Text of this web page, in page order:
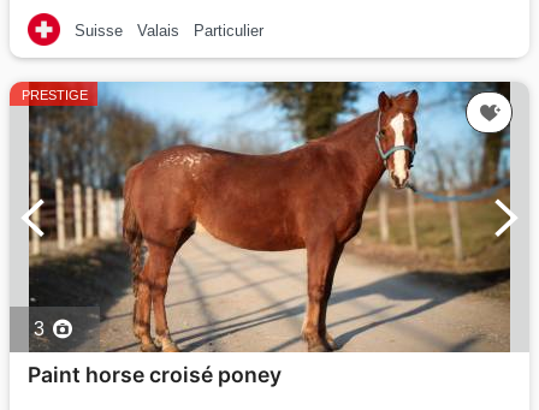
Suisse Valais Particulier
PRESTIGE
3
Paint horse croisé poney